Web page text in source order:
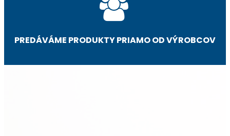
PREDÁVÁME PRODUKTY PRIAMO OD VÝROBCOV